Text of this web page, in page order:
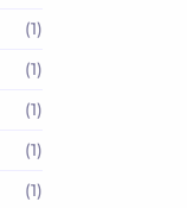
(1)
(1)
(1)
(1)
(1)